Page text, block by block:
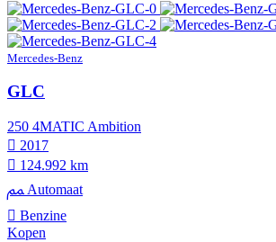
Mercedes-Benz
GLC
250 4MATIC Ambition
2017
124.992 km
Automaat
Benzine
Kopen